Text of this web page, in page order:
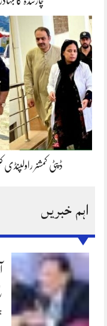
ڈپٹی کمشنر
اہم خبریں